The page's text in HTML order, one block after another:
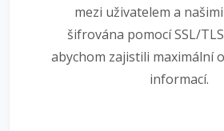
mezi uživatelem a
šifrována pomocí SSL/
abychom zajistili maximální
informací.